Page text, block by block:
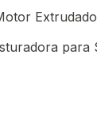
para